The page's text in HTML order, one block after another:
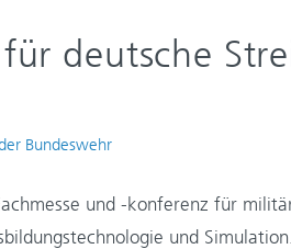
deutsche
Bundeswehr
und -konferenz für
und